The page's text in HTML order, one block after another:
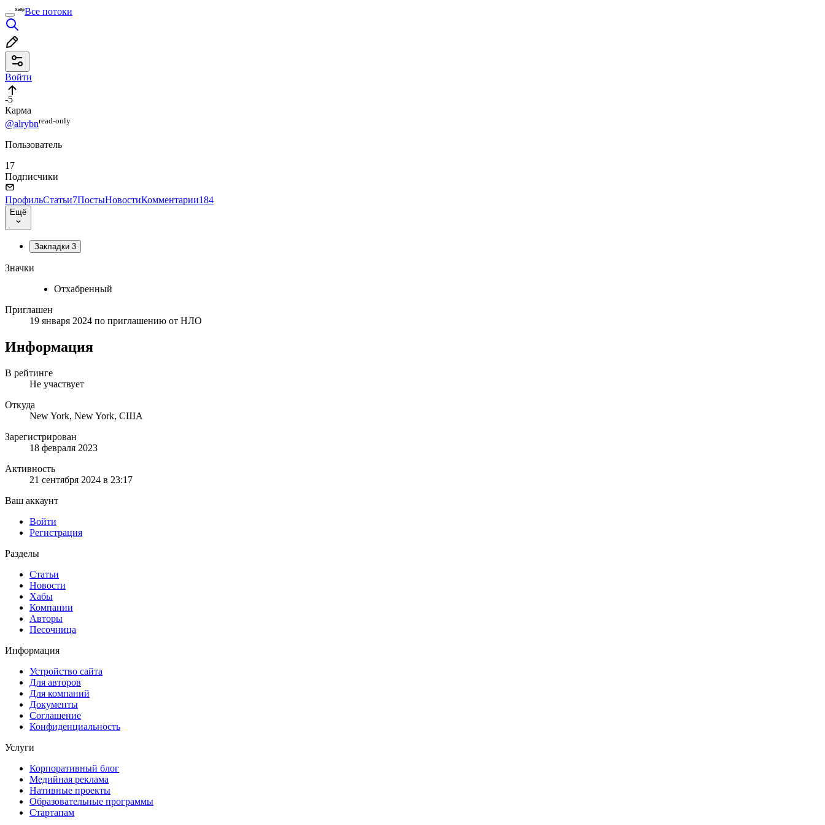
Все потоки
Войти
-5
Карма
@alrybnread⁠-⁠only
Пользователь
17
Подписчики
ПрофильСтатьи7ПостыНовостиКомментарии184
Ещё
Закладки 3
Значки
Отхабренный
Приглашен
19 января 2024 по приглашению от НЛО
Информация
В рейтинге
Не участвует
Откуда
New York, New York, США
Зарегистрирован
18 февраля 2023
Активность
21 сентября 2024 в 23:17
Ваш аккаунт
Войти
Регистрация
Разделы
Статьи
Новости
Хабы
Компании
Авторы
Песочница
Информация
Устройство сайта
Для авторов
Для компаний
Документы
Соглашение
Конфиденциальность
Услуги
Корпоративный блог
Медийная реклама
Нативные проекты
Образовательные программы
Стартапам